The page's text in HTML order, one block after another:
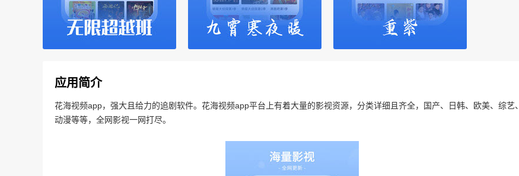
应用简介
花海视频app，强大且给力的追剧软件。花海视频app平台上有着大量的影视资源，分类详细且齐全，国产、日韩、欧美、综艺、
动漫等等，全网影视一网打尽。